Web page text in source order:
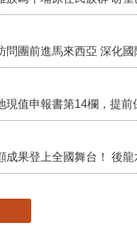
問團前進馬來西亞 深化
現值申報書第14欄，提前